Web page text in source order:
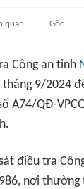
quan Gốc
Công an tỉnh
9/2024
A74/QĐ-
điều tra
nơi